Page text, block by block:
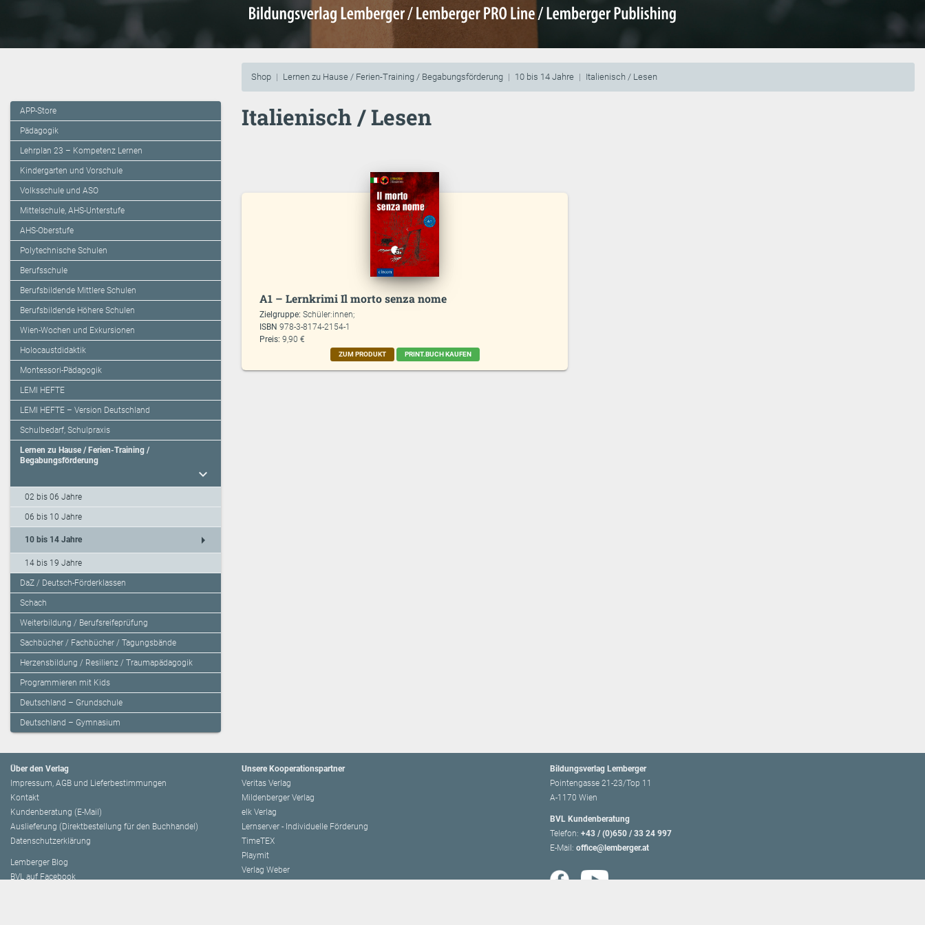
Shop Lernen zu Hause / Ferien-Training / Begabungsförderung 10 bis 14 Jahre Italienisch / Lesen
APP-Store
Pädagogik
Lehrplan 23 – Kompetenz Lernen
Kindergarten und Vorschule
Volksschule und ASO
Mittelschule, AHS-Unterstufe
AHS-Oberstufe
Polytechnische Schulen
Berufsschule
Berufsbildende Mittlere Schulen
Berufsbildende Höhere Schulen
Wien-Wochen und Exkursionen
Holocaustdidaktik
Montessori-Pädagogik
LEMI HEFTE
LEMI HEFTE – Version Deutschland
Schulbedarf, Schulpraxis
Lernen zu Hause / Ferien-Training /
Begabungsförderung
expand_more
02 bis 06 Jahre
06 bis 10 Jahre
10 bis 14 Jahre arrow_right
14 bis 19 Jahre
DaZ / Deutsch-Förderklassen
Schach
Weiterbildung / Berufsreifeprüfung
Sachbücher / Fachbücher / Tagungsbände
Herzensbildung / Resilienz / Traumapädagogik
Programmieren mit Kids
Deutschland – Grundschule
Deutschland – Gymnasium
Italienisch / Lesen
A1 – Lernkrimi Il morto senza nome
Zielgruppe:Schüler:innen;
ISBN978-3-8174-2154-1
Preis: 9,90 €
ZUM PRODUKT PRINT.BUCH KAUFEN
Über den Verlag
Impressum, AGB und Lieferbestimmungen
Kontakt
Kundenberatung (E-Mail)
Auslieferung (Direktbestellung für den Buchhandel)
Datenschutzerklärung
Lemberger Blog
BVL auf Facebook
Unsere Kooperationspartner
Veritas Verlag
Mildenberger Verlag
elk Verlag
Lernserver - Individuelle Förderung
TimeTEX
Playmit
Verlag Weber
Bildungsverlag Lemberger
Pointengasse 21-23/Top 11
A-1170 Wien
BVL Kundenberatung
Telefon: +43 / (0)650 / 33 24 997
E-Mail: office@lemberger.at